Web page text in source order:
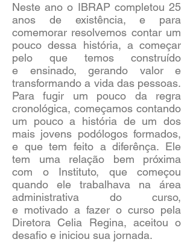
Neste ano o IBRAP completou 25
anos de existência, e para
comemorar resolvemos contar um
pouco dessa história, a começar
pelo que temos construído
e ensinado, gerando valor e
transformando a vida das pessoas.
Para fugir um pouco da regra
cronológica, começamos contando
um pouco a história de um dos
mais jovens podólogos formados,
e que tem feito a diferênça. Ele
tem uma relação bem próxima
com o Instituto, que começou
quando ele trabalhava na área
administrativa do curso,
e motivado a fazer o curso pela
Diretora Celia Regina, aceitou o
desafio e iniciou sua jornada.